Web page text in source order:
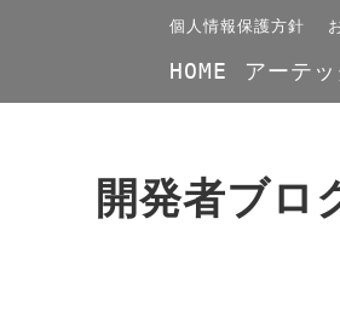
個人情報保護方針
HOME アーテ
開発者ブロ